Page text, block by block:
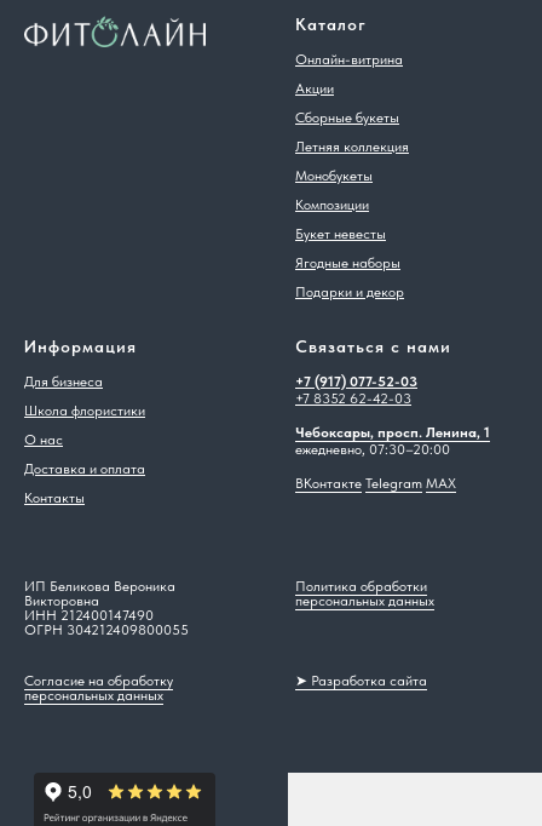
Каталог
Онлайн-витрина
Акции
Сборные букеты
Летняя коллекция
Монобукеты
Композиции
Букет невесты
Ягодные наборы
Подарки и декор
Информация
Для бизнеса
Школа флористики
О нас
Доставка и оплата
Контакты
Связаться с нами
+7 (917) 077-52-03
+7 8352 62-42-03
Чебоксары, просп. Ленина, 1
ежедневно, 07:30–20:00
ВКонтакте Telegram MAX
ИП Беликова Вероника
Викторовна
ИНН 212400147490
ОГРН 304212409800055
Политика обработки
персональных данных
Согласие на обработку
персональных данных
➤ Разработка сайта